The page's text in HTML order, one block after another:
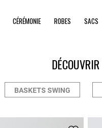
CÉRÉMONIE ROBES SACS
DÉCOUVRIR
BASKETS SWING